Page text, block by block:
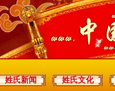
姓氏新闻
姓氏文化